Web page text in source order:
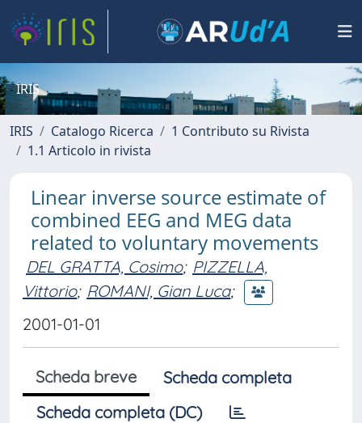
IRIS
IRIS Catalogo Ricerca
1 Contributo su Rivista
1.1 Articolo in rivista
Linear inverse source estimate of
combined EEG and MEG data
related to voluntary movements
DEL GRATTA, Cosimo; PIZZELLA,
Vittorio; ROMANI, Gian Luca;
2001-01-01
Scheda breve
Scheda completa
Scheda completa (DC)